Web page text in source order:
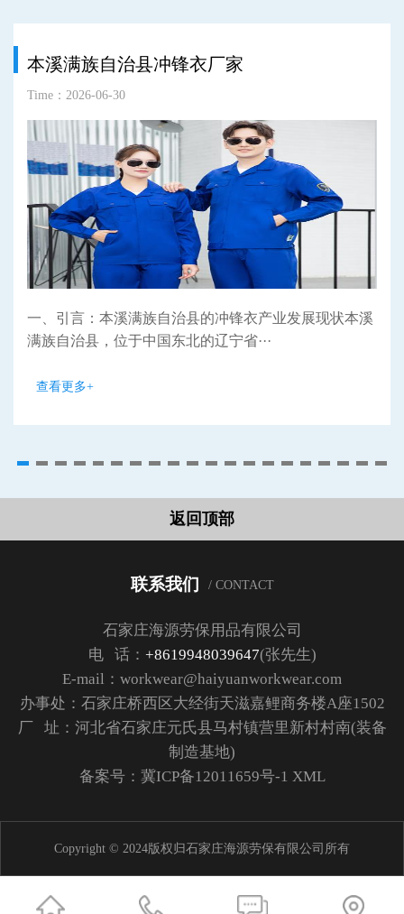
本溪满族自治县冲锋衣厂家
Time：2026-06-30
一、引言：本溪满族自治县的冲锋衣产业发展现状本溪
满族自治县，位于中国东北的辽宁省···
查看更多+
返回顶部
联系我们 / CONTACT
石家庄海源劳保用品有限公司
电 话： +8619948039647(张先生)
E-mail：workwear@haiyuanworkwear.com
办事处：石家庄桥西区大经街天滋嘉鲤商务楼A座1502
厂 址：河北省石家庄元氏县马村镇营里新村村南(装备
制造基地)
备案号： 冀ICP备12011659号-1 XML
Copyright © 2024版权归石家庄海源劳保有限公司所有